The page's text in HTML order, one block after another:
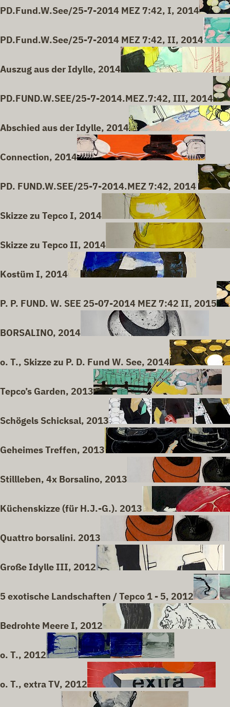
PD.Fund.W.See/25-7-2014 MEZ 7:42, I, 2014
PD.Fund.W.See/25-7-2014 MEZ 7:42, II, 2014
Auszug aus der Idylle, 2014
PD.FUND.W.SEE/25-7-2014.MEZ.7:42, III, 2014
Abschied aus der Idylle, 2014
Connection, 2014
PD. FUND.W.SEE/25-7-2014.MEZ 7:42, 2014
Skizze zu Tepco I, 2014
Skizze zu Tepco II, 2014
Kostüm I, 2014
P. P. FUND. W. SEE 25-07-2014 MEZ 7:42 II, 2015
BORSALINO, 2014
o. T., Skizze zu P. D. Fund W. See, 2014
Tepco’s Garden, 2013
Schögels Schicksal, 2013
Geheimes Treffen, 2013
Stillleben, 4x Borsalino, 2013
Küchenskizze (für H.J.-G.). 2013
Quattro borsalini. 2013
Große Idylle III, 2012
5 exotische Landschaften / Tepco 1 - 5, 2012
Bedrohte Meere I, 2012
o. T., 2012
o. T., extra TV, 2012